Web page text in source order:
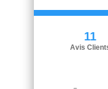
11
Avis